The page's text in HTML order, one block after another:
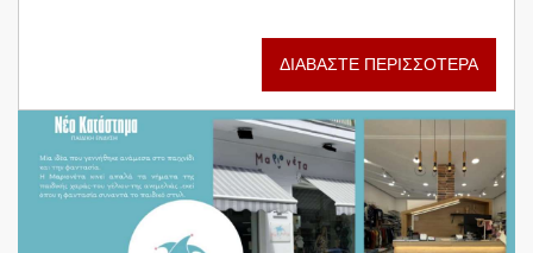
ΔΙΑΒΑΣΤΕ ΠΕΡΙΣΣΟΤΕΡΑ